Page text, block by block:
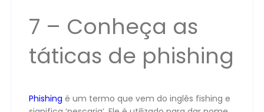
7 – Conheça as
táticas de phishing
Phishing é um termo que vem do inglês fishing e